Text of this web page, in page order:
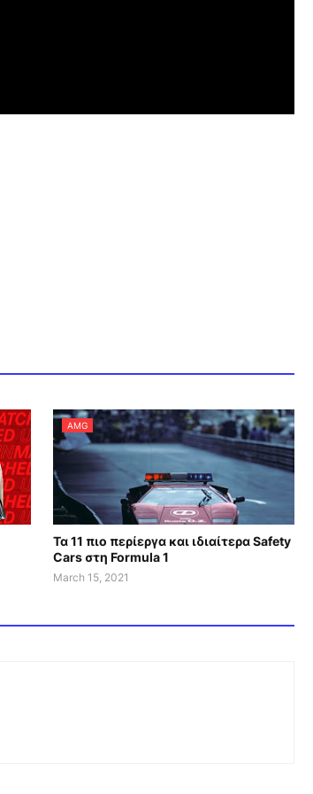
AMG
Τα 11 πιο περίεργα και ιδιαίτερα Safety
Cars στη Formula 1
March 15, 2021